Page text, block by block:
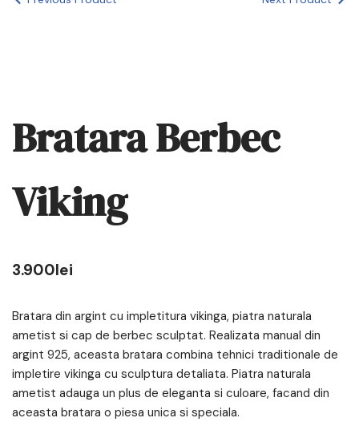
Bratara Berbec
Viking
3.900lei
Bratara din argint cu impletitura vikinga, piatra naturala
ametist si cap de berbec sculptat. Realizata manual din
argint 925, aceasta bratara combina tehnici traditionale de
impletire vikinga cu sculptura detaliata. Piatra naturala
ametist adauga un plus de eleganta si culoare, facand din
aceasta bratara o piesa unica si speciala.